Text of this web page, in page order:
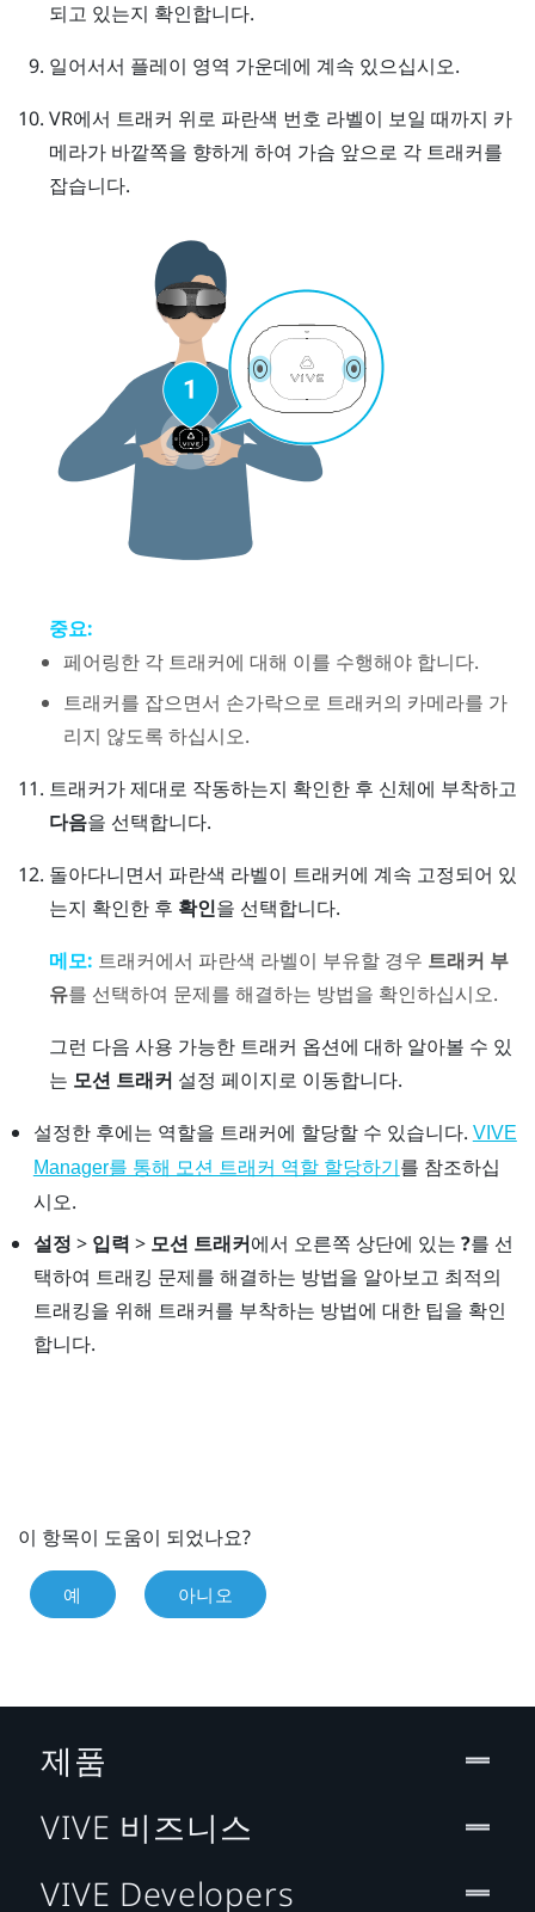
되고 있는지 확인합니다.
일어서서 플레이 영역 가운데에 계속 있으십시오.
VR에서 트래커 위로 파란색 번호 라벨이 보일 때까지 카
메라가 바깥쪽을 향하게 하여 가슴 앞으로 각 트래커를
잡습니다.
중요:
페어링한 각 트래커에 대해 이를 수행해야 합니다.
트래커를 잡으면서 손가락으로 트래커의 카메라를 가
리지 않도록 하십시오.
트래커가 제대로 작동하는지 확인한 후 신체에 부착하고
다음을 선택합니다.
돌아다니면서 파란색 라벨이 트래커에 계속 고정되어 있
는지 확인한 후 확인을 선택합니다.
메모: 트래커에서 파란색 라벨이 부유할 경우 트래커 부
유를 선택하여 문제를 해결하는 방법을 확인하십시오.
그런 다음 사용 가능한 트래커 옵션에 대하 알아볼 수 있
는 모션 트래커 설정 페이지로 이동합니다.
설정한 후에는 역할을 트래커에 할당할 수 있습니다. VIVE
Manager를 통해 모션 트래커 역할 할당하기 를 참조하십
시오.
설정 > 입력 > 모션 트래커에서 오른쪽 상단에 있는 ?를 선
택하여 트래킹 문제를 해결하는 방법을 알아보고 최적의
트래킹을 위해 트래커를 부착하는 방법에 대한 팁을 확인
합니다.
이 항목이 도움이 되었나요?
예 아니오
제품
VIVE 비즈니스
VIVE Developers